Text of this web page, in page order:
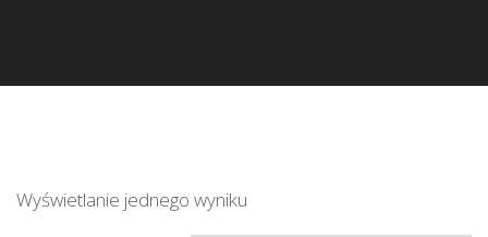
Wyświetlanie jednego wyniku